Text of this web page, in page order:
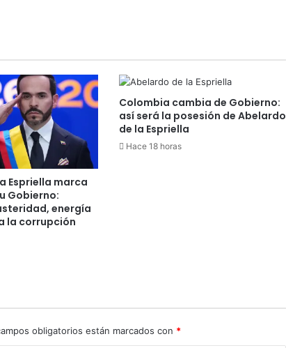
D
e
o
r
t
e
s
o
l
i
ñ
c
Espriella marca
Gobierno:
energía
la corrupción
Colombia cambia de Gobierno:
así será la posesión de Abelardo
de la Espriella
Hace 18 horas
obligatorios están marcados con *